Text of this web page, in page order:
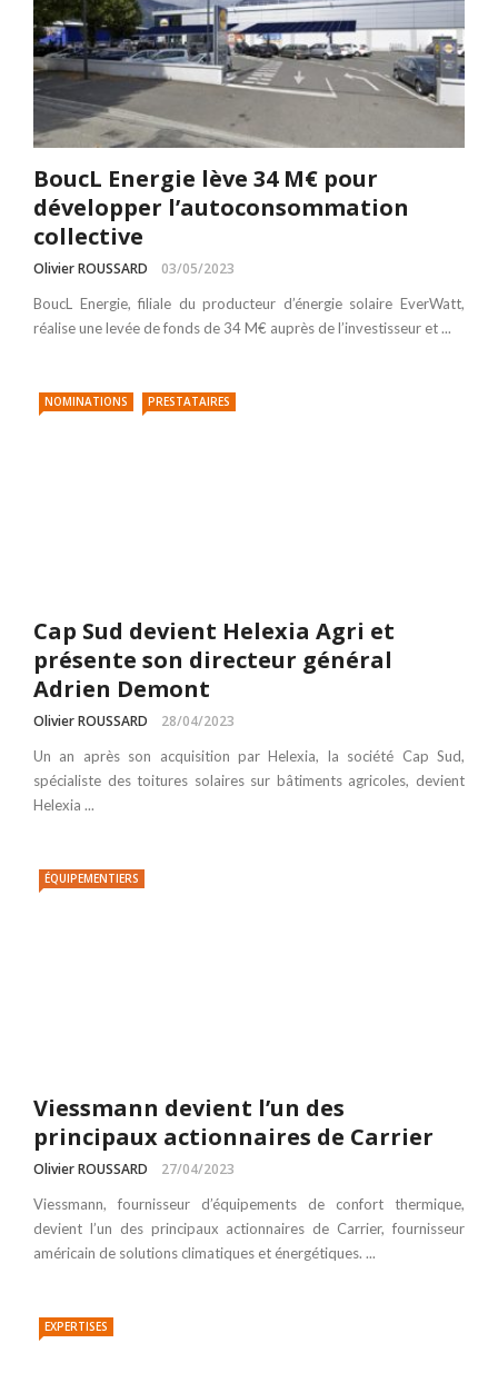
BoucL Energie lève 34 M€ pour
développer l’autoconsommation
collective
Olivier ROUSSARD 03/05/2023
BoucL Energie, filiale du producteur d’énergie solaire EverWatt,
réalise une levée de fonds de 34 M€ auprès de l’investisseur et ...
NOMINATIONS PRESTATAIRES
Cap Sud devient Helexia Agri et
présente son directeur général
Adrien Demont
Olivier ROUSSARD 28/04/2023
Un an après son acquisition par Helexia, la société Cap Sud,
spécialiste des toitures solaires sur bâtiments agricoles, devient
Helexia ...
ÉQUIPEMENTIERS
Viessmann devient l’un des
principaux actionnaires de Carrier
Olivier ROUSSARD 27/04/2023
Viessmann, fournisseur d’équipements de confort thermique,
devient l’un des principaux actionnaires de Carrier, fournisseur
américain de solutions climatiques et énergétiques. ...
EXPERTISES